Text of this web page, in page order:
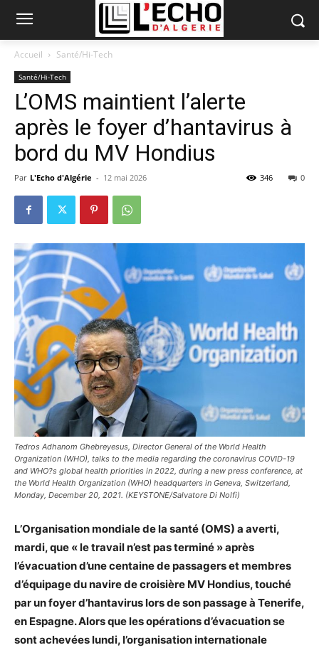
Accueil Santé/Hi-Tech
Santé/Hi-Tech
L’OMS maintient l’alerte
après le foyer d’hantavirus à
bord du MV Hondius
Par L'Echo d'Algérie - 12 mai 2026 0
346
Tedros Adhanom Ghebreyesus, Director General of the World Health
Organization (WHO), talks to the media regarding the coronavirus COVID-19
and WHO?s global health priorities in 2022, during a new press conference, at
the World Health Organization (WHO) headquarters in Geneva, Switzerland,
Monday, December 20, 2021. (KEYSTONE/Salvatore Di Nolfi)
L’Organisation mondiale de la santé (OMS) a averti,
mardi, que « le travail n’est pas terminé » après
l’évacuation d’une centaine de passagers et membres
d’équipage du navire de croisière MV Hondius, touché
par un foyer d’hantavirus lors de son passage à Tenerife,
en Espagne. Alors que les opérations d’évacuation se
sont achevées lundi, l’organisation internationale